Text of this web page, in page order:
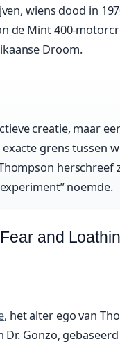
wiens dood in
de Mint 400-
Droom.
creatie, maar
grens tussen
herschreef
noemde.
and
, het alter ego van
Gonzo,